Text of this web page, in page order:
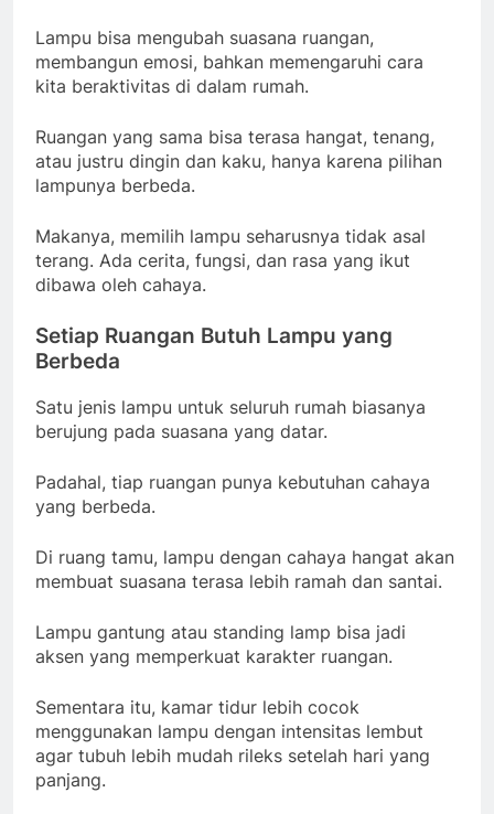
Lampu bisa mengubah suasana ruangan,
membangun emosi, bahkan memengaruhi cara
kita beraktivitas di dalam rumah.
Ruangan yang sama bisa terasa hangat, tenang,
atau justru dingin dan kaku, hanya karena pilihan
lampunya berbeda.
Makanya, memilih lampu seharusnya tidak asal
terang. Ada cerita, fungsi, dan rasa yang ikut
dibawa oleh cahaya.
Setiap Ruangan Butuh Lampu yang
Berbeda
Satu jenis lampu untuk seluruh rumah biasanya
berujung pada suasana yang datar.
Padahal, tiap ruangan punya kebutuhan cahaya
yang berbeda.
Di ruang tamu, lampu dengan cahaya hangat akan
membuat suasana terasa lebih ramah dan santai.
Lampu gantung atau standing lamp bisa jadi
aksen yang memperkuat karakter ruangan.
Sementara itu, kamar tidur lebih cocok
menggunakan lampu dengan intensitas lembut
agar tubuh lebih mudah rileks setelah hari yang
panjang.